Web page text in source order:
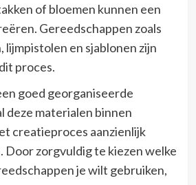
of bloemen kunnen een
Gereedschappen zoals
lijmpistolen en sjablonen zijn
proces.
goed georganiseerde
deze materialen binnen
creatieproces aanzienlijk
Door zorgvuldig te kiezen welke
je wilt gebruiken,